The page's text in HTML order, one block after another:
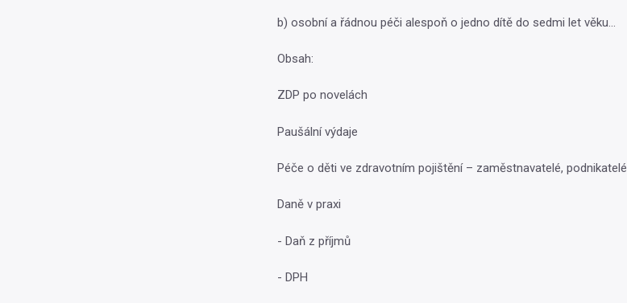
b) osobní a řádnou péči alespoň o jedno dítě do sedmi let věku...
Obsah:
ZDP po novelách
Paušální výdaje
Péče o děti ve zdravotním pojištění – zaměstnavatelé, podnikatelé
Daně v praxi
- Daň z příjmů
- DPH